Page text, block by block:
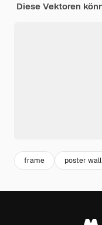
Diese Vektoren
frame poster wall